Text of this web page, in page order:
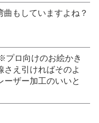
もしていますよね？
プロ向けのお絵かき
さえ引ければそのよ
ーザー加工のいいと